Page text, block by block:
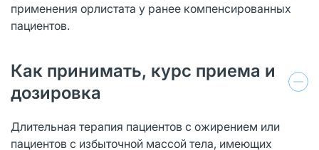
применения орлистата у ранее компенсированных
пациентов.
Как принимать, курс приема и
дозировка
Длительная терапия пациентов с ожирением или
пациентов с избыточной массой тела, имеющих